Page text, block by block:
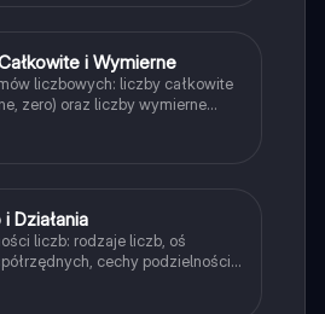
i Wymierne
liczbowych: liczby całkowite
zero) oraz liczby wymierne
się, jak upraszczać ułamki do
i poznaj ich właściwości.
Działania
liczb: rodzaje liczb, oś
cechy podzielności,
rozkład liczb, system
zaokrąglania. Idealne dla